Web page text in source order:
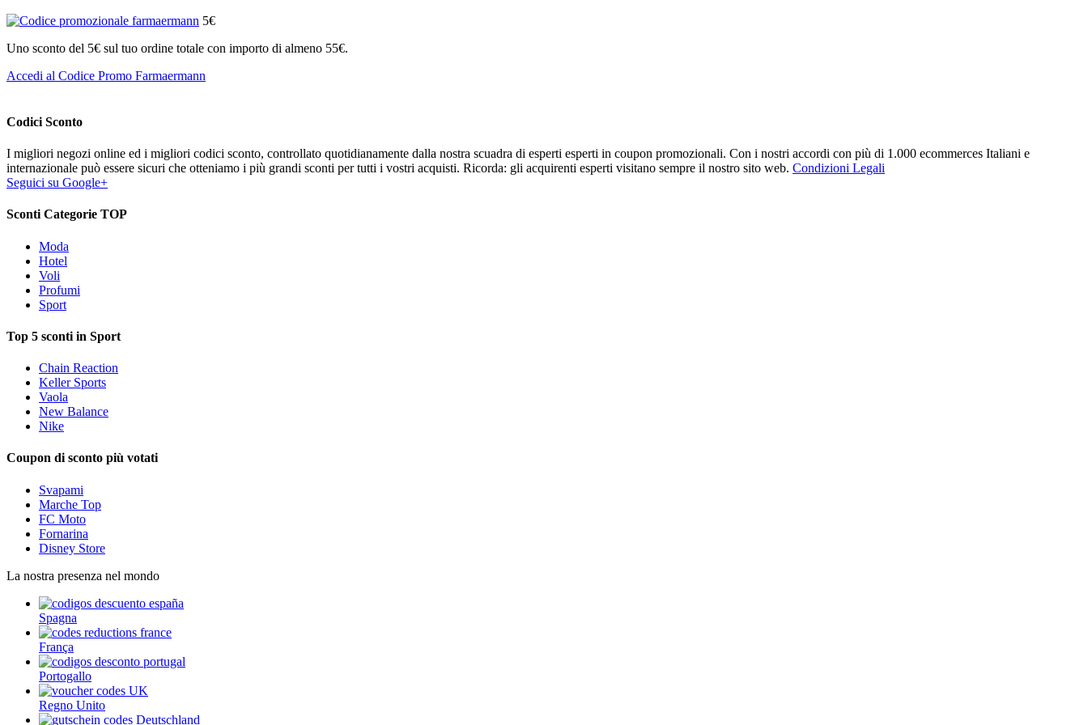
5€
Uno sconto del 5€ sul tuo ordine totale con importo di almeno 55€.
Accedi al Codice Promo Farmaermann
Codici Sconto
I migliori negozi online ed i migliori codici sconto, controllato quotidianamente dalla nostra scuadra di esperti esperti in coupon promozionali. Con i nostri accordi con più di 1.000 ecommerces Italiani e
internazionale può essere sicuri che otteniamo i più grandi sconti per tutti i vostri acquisti. Ricorda: gli acquirenti esperti visitano sempre il nostro sito web. Condizioni Legali
Seguici su Google+
Sconti Categorie TOP
Moda
Hotel
Voli
Profumi
Sport
Top 5 sconti in Sport
Chain Reaction
Keller Sports
Vaola
New Balance
Nike
Coupon di sconto più votati
Svapami
Marche Top
FC Moto
Fornarina
Disney Store
La nostra presenza nel mondo
Spagna
França
Portogallo
Regno Unito